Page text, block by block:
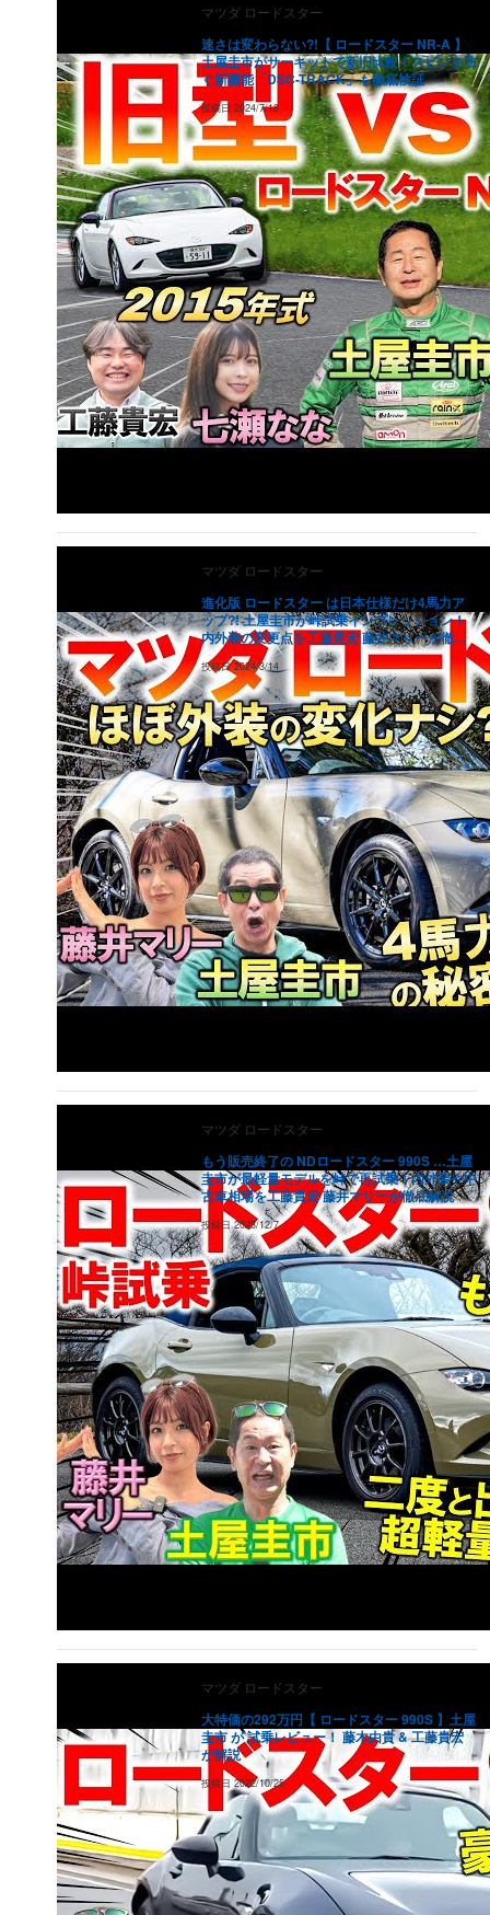
万円 88.2 万円
2015年式
153.6 122.9万円 78.6万円 50.3万円
2014 年式
142.1万円） 113.7万円 72.8万円 46.6万円
2013年式
134.6万円） 107.7万円 68.9万円 44.1万円
2012年式
62.1万円） 49.7万円 31.8万円 20.3万円 13
2011年式
50.4万円） 40.3万円 25.8万円 16.5万円
2010年式
38.7万円） 31万円 19.8万円 12.7万円 8.1
2009年式
（27万円） 21.6万円 13.8万円 8.8万円 5.7
2008年式
15.3万円） 12.2万円 7.8万円 5万円 3.2
データがない データがない データがない デー
データがない データがない
（ー万円） データがない データがない データがない デー
2003年式
（ー万円） データがない データがない データがない デー
2002年式
（ー万円） データがない データがない データがない デー
2001年式
（ー万円） データがない データがない データがない デー
2000年式
（ー万円） データがない データがない データがない デー
1999年式
（ー万円） データがない データがない データがない デー
1998年式
（ー万円） データがない データがない データがない デー
マツダ ロードスター
速さは変わらない?!【 ロードスター NR-A 】
土屋圭市がサーキットで新旧比較！スピンを防
ぐ新機能「DSC-TRACK」も徹底検証
投稿日 2024/7/18
マツダ ロードスター
進化版 ロードスター は日本仕様だけ4馬力ア
ップ?! 土屋圭市が峠試乗インプレッション！
内外装の変更点を工藤貴宏 藤井マリーが徹底
解説
投稿日2024/3/14
マツダ ロードスター
もう販売終了の NDロードスター 990S …土屋
圭市が最軽量モデルを峠で再試乗！内外装や中
古車相場を工藤貴宏 藤井マリーが徹底解説
投稿日2023/12/7
マツダ ロードスター
大特価の292万円【 ロードスター 990S 】土屋
圭市 が 試乗レビュー！ 藤木由貴 & 工藤貴宏
が解説
投稿日2022/10/25